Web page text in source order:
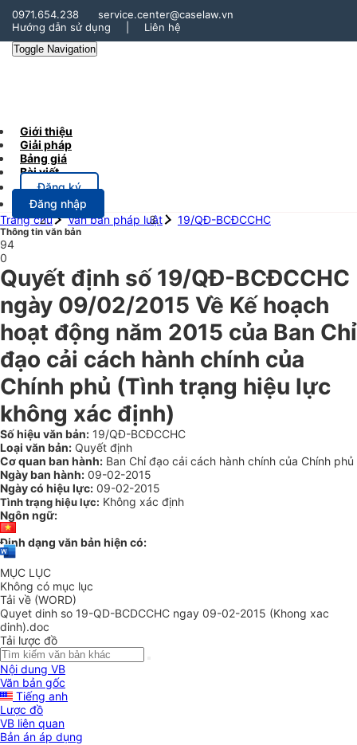
0971.654.238
service.center@caselaw.vn
Hướng dẫn sử dụng
Liên hệ
Toggle Navigation
Giới thiệu
Giải pháp
Bảng giá
Bài viết
Đăng ký
Đăng nhập
Trang chủ
Văn bản pháp luật 19/QĐ-BCĐCCHC
Thông tin văn bản
94
0
Quyết định số 19/QĐ-BCĐCCHC
ngày 09/02/2015 Về Kế hoạch
hoạt động năm 2015 của Ban Chỉ
đạo cải cách hành chính của
Chính phủ (Tình trạng hiệu lực
không xác định)
Số hiệu văn bản: 19/QĐ-BCĐCCHC
Loại văn bản: Quyết định
Cơ quan ban hành: Ban Chỉ đạo cải cách hành chính của Chính phủ
Ngày ban hành: 09-02-2015
Ngày có hiệu lực: 09-02-2015
Tình trạng hiệu lực: Không xác định
Ngôn ngữ:
Định dạng văn bản hiện có:
MỤC LỤC
Không có mục lục
Tải về (WORD)
Quyet dinh so 19-QD-BCDCCHC ngay 09-02-2015 (Khong xac
dinh).doc
Tải lược đồ
Nội dung VB
Văn bản gốc
Tiếng anh
Lược đồ
VB liên quan
Bản án áp dụng